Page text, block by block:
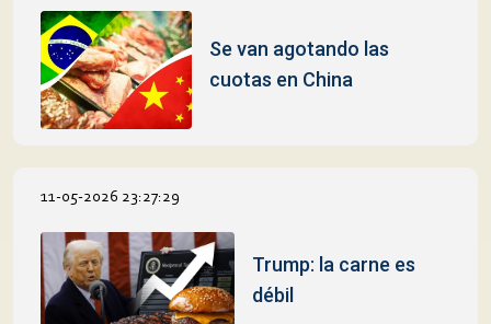
Se van agotando las
cuotas en China
11-05-2026 23:27:29
Trump: la carne es
débil